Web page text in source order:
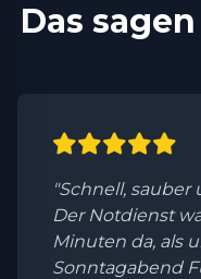
Das
"Schnell, sauber
Der Notdienst
Minuten da, als
Sonntagabend